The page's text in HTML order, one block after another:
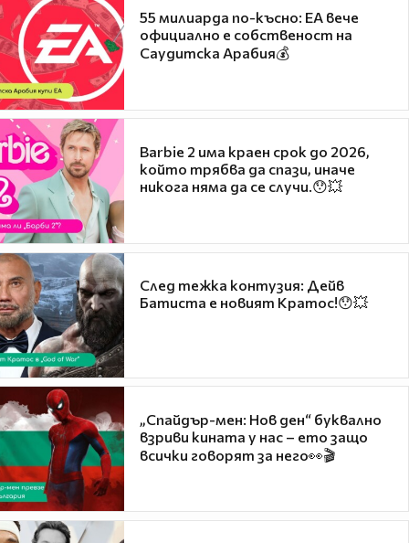
55 милиарда по-късно: EA вече
официално е собственост на
Саудитска Арабия💰
Barbie 2 има краен срок до 2026,
който трябва да спази, иначе
никога няма да се случи.😯💥
След тежка контузия: Дейв
Батиста е новият Кратос!😯💥
„Спайдър-мен: Нов ден“ буквално
взриви кината у нас – ето защо
всички говорят за него👀🎬